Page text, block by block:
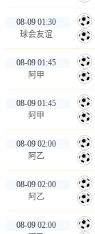
08-09 01:30
球会友谊
08-09 01:45
阿甲
08-09 01:45
阿甲
08-09 02:00
阿乙
08-09 02:00
阿乙
08-09 02:00